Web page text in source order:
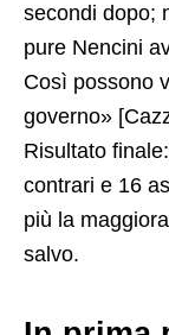
secondi dopo;
pure Nencini
Così possono
governo»
Risultato
contrari e 16
più la
salvo.